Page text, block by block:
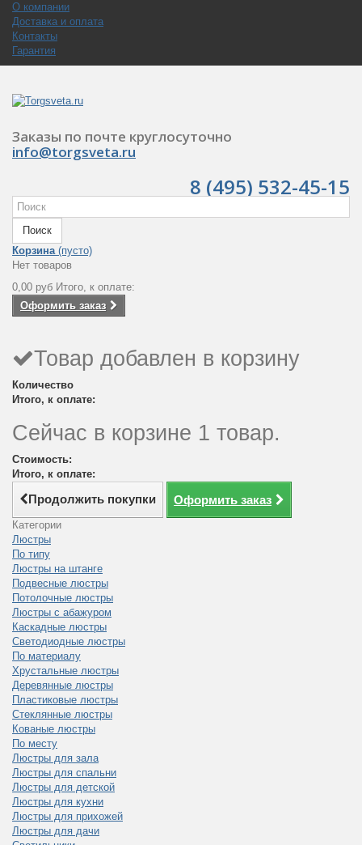
О компании
Доставка и оплата
Контакты
Гарантия
Заказы по почте круглосуточно
info@torgsveta.ru
8 (495) 532-45-15
Поиск
Корзина (пусто)
Нет товаров
0,00 руб Итого, к оплате:
Оформить заказ
Товар добавлен в корзину
Количество
Итого, к оплате:
Сейчас в корзине 1 товар.
Стоимость:
Итого, к оплате:
Продолжить покупки Оформить заказ
Категории
Люстры
По типу
Люстры на штанге
Подвесные люстры
Потолочные люстры
Люстры с абажуром
Каскадные люстры
Светодиодные люстры
По материалу
Хрустальные люстры
Деревянные люстры
Пластиковые люстры
Стеклянные люстры
Кованые люстры
По месту
Люстры для зала
Люстры для спальни
Люстры для детской
Люстры для кухни
Люстры для прихожей
Люстры для дачи